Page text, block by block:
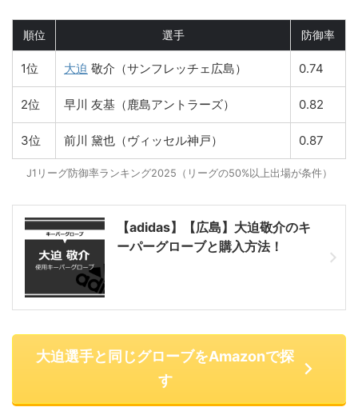
順位 選手 防御率
1位 大迫 敬介（サンフレッチェ広島） 0.74
2位 早川 友基（鹿島アントラーズ） 0.82
3位 前川 黛也（ヴィッセル神戸） 0.87
J1リーグ防御率ランキング2025（リーグの50%以上出場が条件）
【adidas】【広島】大迫敬介のキ
ーパーグローブと購入方法！
大迫選手と同じグローブをAmazonで探
す